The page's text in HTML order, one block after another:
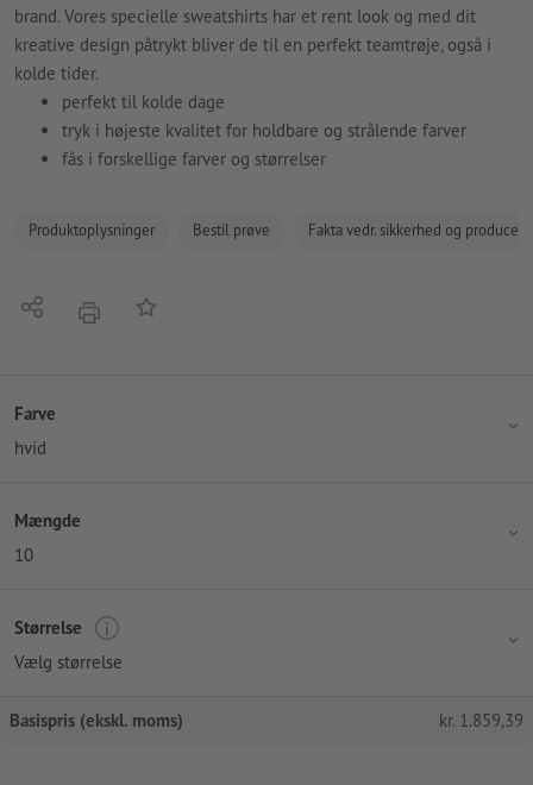
brand. Vores specielle sweatshirts har et rent look og med dit
kreative design påtrykt bliver de til en perfekt teamtrøje, også i
kolde tider.
perfekt til kolde dage
tryk i højeste kvalitet for holdbare og strålende farver
fås i forskellige farver og størrelser
Produktoplysninger Bestil prøve Fakta vedr. sikkerhed og producent
Del tryk Tilføj til huskelisten
Farve
hvid
Mængde
10
Størrelse
Vælg størrelse
Basispris (ekskl. moms) kr. 1.859,39